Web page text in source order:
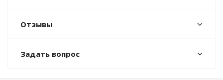
Отзывы
Задать вопрос